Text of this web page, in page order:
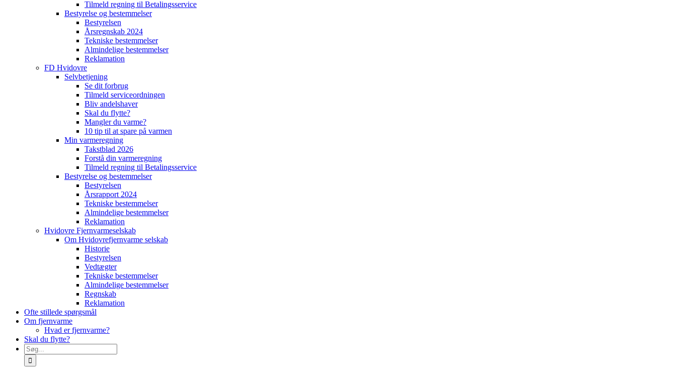
Tilmeld regning til Betalingsservice
Bestyrelse og bestemmelser
Bestyrelsen
Årsregnskab 2024
Tekniske bestemmelser
Almindelige bestemmelser
Reklamation
FD Hvidovre
Selvbetjening
Se dit forbrug
Tilmeld serviceordningen
Bliv andelshaver
Skal du flytte?
Mangler du varme?
10 tip til at spare på varmen
Min varmeregning
Takstblad 2026
Forstå din varmeregning
Tilmeld regning til Betalingsservice
Bestyrelse og bestemmelser
Bestyrelsen
Årsrapport 2024
Tekniske bestemmelser
Almindelige bestemmelser
Reklamation
Hvidovre Fjernvarmeselskab
Om Hvidovrefjernvarme selskab
Historie
Bestyrelsen
Vedtægter
Tekniske bestemmelser
Almindelige bestemmelser
Regnskab
Reklamation
Ofte stillede spørgsmål
Om fjernvarme
Hvad er fjernvarme?
Skal du flytte?
Søg
efter: